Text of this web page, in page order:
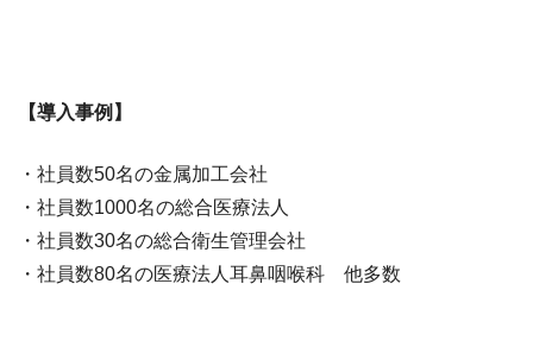
【導入事例】
・社員数50名の金属加工会社
・社員数1000名の総合医療法人
・社員数30名の総合衛生管理会社
・社員数80名の医療法人耳鼻咽喉科 他多数